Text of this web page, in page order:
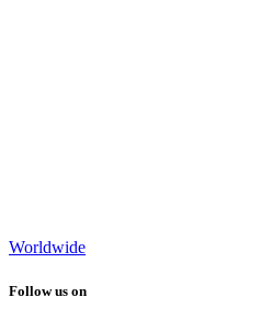
Worldwide
Follow us on